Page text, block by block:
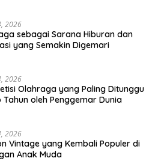
2026
sebagai Sarana Hiburan dan
yang Semakin Digemari
2026
Olahraga yang Paling Ditunggu
Tahun oleh Penggemar Dunia
2026
Vintage yang Kembali Populer di
Anak Muda